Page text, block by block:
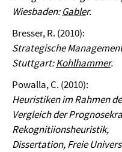
Wiesbaden:Gabler.
Bresser, R. (2010):
Strategische
Stuttgart:Kohlhammer.
Powalla, C. (2010):
Heuristiken im Rahmen
Vergleich der
Rekognitiionsheuristik,
Dissertation, Freie